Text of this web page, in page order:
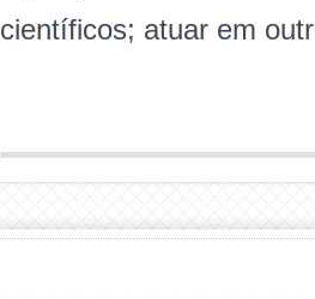
científicos; atuar em